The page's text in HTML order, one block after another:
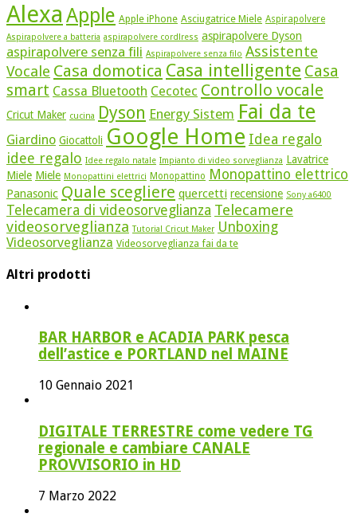
Alexa Apple Apple iPhone Asciugatrice Miele Aspirapolvere
Aspirapolvere a batteria aspirapolvere cordlress aspirapolvere Dyson
aspirapolvere senza fili Aspirapolvere senza filo Assistente
Vocale Casa domotica Casa intelligente Casa
smart Cassa Bluetooth Cecotec Controllo vocale
Cricut Maker cucina Dyson Energy Sistem Fai da te
Giardino Giocattoli Google Home Idea regalo
idee regalo Idee regalo natale Impianto di video sorveglianza Lavatrice
Miele Miele Monopattini elettrici Monopattino Monopattino elettrico
Panasonic Quale scegliere quercetti recensione Sony a6400
Telecamera di videosorveglianza Telecamere
videosorveglianza Tutorial Cricut Maker Unboxing
Videosorveglianza Videosorveglianza fai da te
Altri prodotti
BAR HARBOR e ACADIA PARK pesca
dell’astice e PORTLAND nel MAINE
10 Gennaio 2021
DIGITALE TERRESTRE come vedere TG
regionale e cambiare CANALE
PROVVISORIO in HD
7 Marzo 2022